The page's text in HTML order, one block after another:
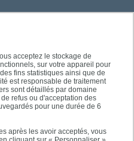
acceptez le stockage de
sur votre appareil pour
fins statistiques ainsi que de
est responsable de traitement
sont détaillés par domaine
refus ou d'acceptation des
pour une durée de 6
après les avoir acceptés, vous
sciences